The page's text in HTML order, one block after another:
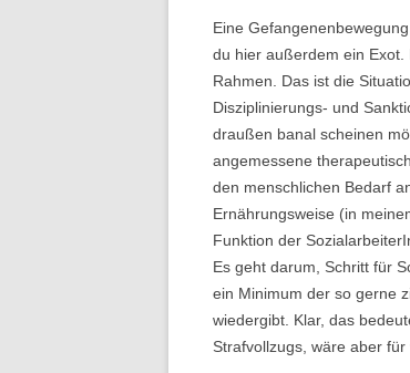
Eine
du hier außerdem ein
Rahmen. Das ist die
Disziplinierungs- und
draußen banal scheinen
angemessene
den menschlichen Bedarf
Ernährungsweise (in
Funktion der
Es geht darum, Schritt für
ein Minimum der so gerne
wiedergibt. Klar, das
Strafvollzugs, wäre aber